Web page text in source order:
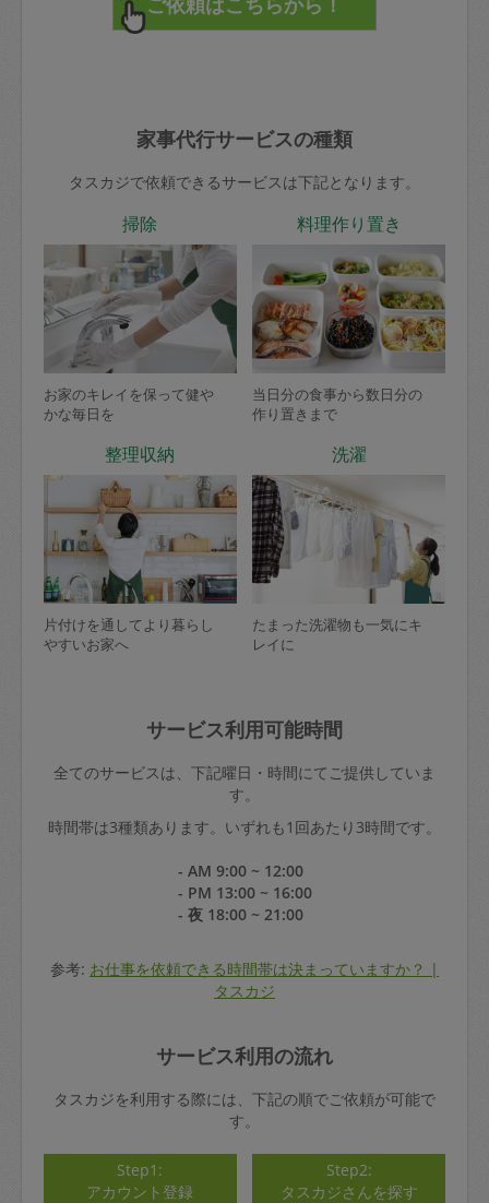
家事代行サービスの種類
タスカジで依頼できるサービスは下記となります。
掃除
お家のキレイを保って健や
かな毎日を
料理作り置き
当日分の食事から数日分の
作り置きまで
整理収納
片付けを通してより暮らし
やすいお家へ
洗濯
たまった洗濯物も一気にキ
レイに
サービス利用可能時間
全てのサービスは、下記曜日・時間にてご提供していま
す。
時間帯は3種類あります。いずれも1回あたり3時間です。
- AM 9:00 ~ 12:00
- PM 13:00 ~ 16:00
- 夜 18:00 ~ 21:00
参考: お仕事を依頼できる時間帯は決まっていますか？ |
タスカジ
サービス利用の流れ
タスカジを利用する際には、下記の順でご依頼が可能で
す。
Step1:
アカウント登録
Step2:
タスカジさんを探す